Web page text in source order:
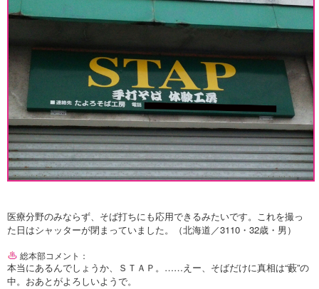
医療分野のみならず、そば打ちにも応用できるみたいです。これを撮っ
た日はシャッターが閉まっていました。（北海道／3110・32歳・男）
総本部コメント：
本当にあるんでしょうか、ＳＴＡＰ。……えー、そばだけに真相は“藪”の
中。おあとがよろしいようで。